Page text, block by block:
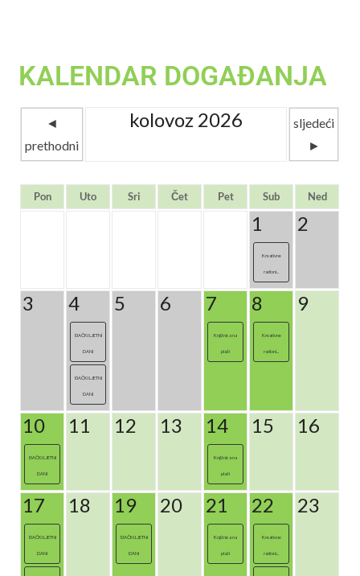
KALENDAR DOGAĐANJA
◄
prethodni
kolovoz 2026
sljedeći
►
Pon Uto Sri Čet Pet Sub Ned
1
Kreativne
radioni...
2
3 4
ĐAČKI LJETNI
DANI
ĐAČKI LJETNI
DANI
5 6 7
Knjižnica na
plaži
8
Kreativne
radioni...
9
10
ĐAČKI LJETNI
DANI
11 12 13 14
Knjižnica na
plaži
15 16
17
ĐAČKI LJETNI
DANI
18 19
ĐAČKI LJETNI
DANI
20 21
Knjižnica na
plaži
22
Kreativne
radioni...
23